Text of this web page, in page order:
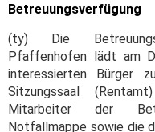
Betreuungsverfügung
(ty) Die
Pfaffenhofen lädt am
interessierten Bürger
Sitzungssaal
Mitarbeiter der
Notfallmappe sowie die